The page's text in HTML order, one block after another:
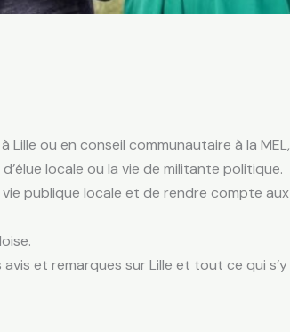
ou en conseil communautaire à la MEL,
locale ou la vie de militante politique.
publique locale et de rendre compte aux
et remarques sur Lille et tout ce qui s’y